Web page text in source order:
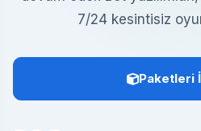
7/24 kesintisiz
Paketleri